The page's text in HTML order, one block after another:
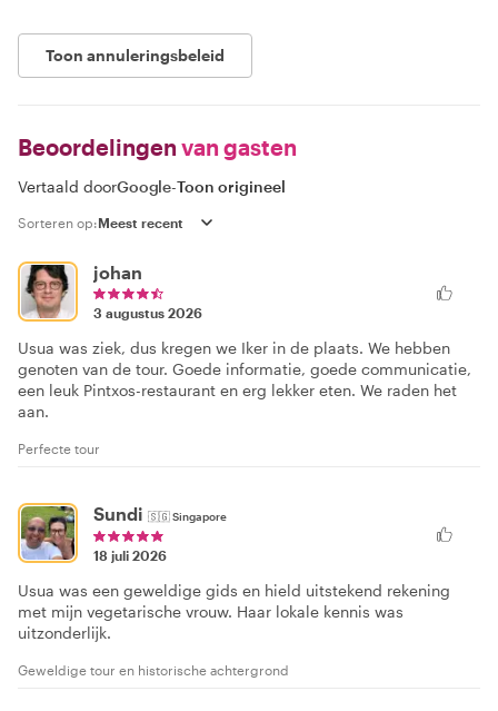
Toon annuleringsbeleid
Beoordelingen van gasten
Vertaald doorGoogle-Toon origineel
Sorteren op:
johan
3 augustus 2026
Usua was ziek, dus kregen we Iker in de plaats. We hebben
genoten van de tour. Goede informatie, goede communicatie,
een leuk Pintxos-restaurant en erg lekker eten. We raden het
aan.
Perfecte tour
Sundi 🇸🇬Singapore
18 juli 2026
Usua was een geweldige gids en hield uitstekend rekening
met mijn vegetarische vrouw. Haar lokale kennis was
uitzonderlijk.
Geweldige tour en historische achtergrond